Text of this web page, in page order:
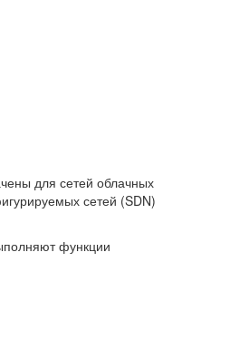
для сетей облачных
сетей (SDN)
функции